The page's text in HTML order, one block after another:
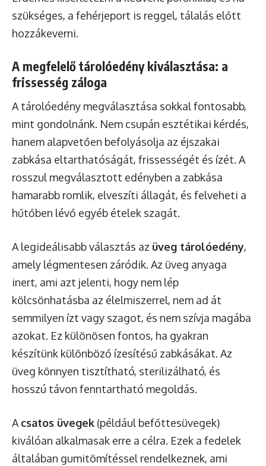
szükséges, a fehérjeport is reggel, tálalás előtt
hozzákeverni.
A megfelelő tárolóedény kiválasztása: a
frissesség záloga
A tárolóedény megválasztása sokkal fontosabb,
mint gondolnánk. Nem csupán esztétikai kérdés,
hanem alapvetően befolyásolja az éjszakai
zabkása eltarthatóságát, frissességét és ízét. A
rosszul megválasztott edényben a zabkása
hamarabb romlik, elveszíti állagát, és felveheti a
hűtőben lévő egyéb ételek szagát.
A legideálisabb választás az üveg tárolóedény,
amely légmentesen záródik. Az üveg anyaga
inert, ami azt jelenti, hogy nem lép
kölcsönhatásba az élelmiszerrel, nem ad át
semmilyen ízt vagy szagot, és nem szívja magába
azokat. Ez különösen fontos, ha gyakran
készítünk különböző ízesítésű zabkásákat. Az
üveg könnyen tisztítható, sterilizálható, és
hosszú távon fenntartható megoldás.
A csatos üvegek (például befőttesüvegek)
kiválóan alkalmasak erre a célra. Ezek a fedelek
általában gumitömítéssel rendelkeznek, ami